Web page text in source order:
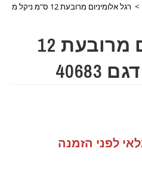
> רגל אלומיניום מרובעת 12 ס"מ ניקל מט דגם 40683
רגל אלומיניום מרובעת 12
לפני הזמנה